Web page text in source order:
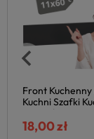
Front Kuchenny
Kuchni Szafki
DP-60/82
Elegancki
VENTO
18,00 zł